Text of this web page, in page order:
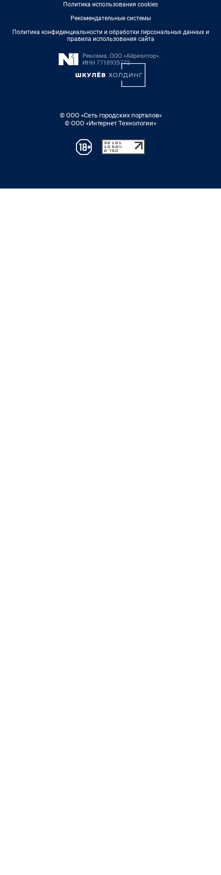
Политика использования cookies
Рекомендательные системы
Политика конфиденциальности и обработки персональных данных и
правила использования сайта
© ООО «Сеть городских порталов»
© ООО «Интернет Технологии»